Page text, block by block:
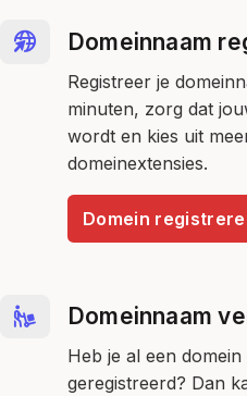
Domeinnaam
Registreer je
minuten, zorg dat
wordt en kies uit
domeinextensies.
Domein
Domeinnaam
Heb je al een domein
geregistreerd? Dan